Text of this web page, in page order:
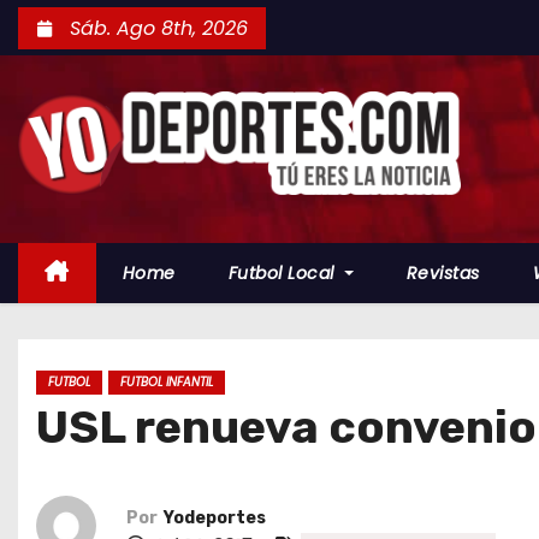
a
l
Sáb. Ago 8th, 2026
Home Futbol Local Revistas
FUTBOL FUTBOL INFANTIL
USL renueva
Por Yodeportes